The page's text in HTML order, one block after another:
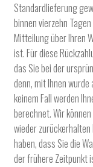
Standardlieferung
binnen vierzehn
Mitteilung über Ihren
ist. Für diese
das Sie bei der
denn, mit Ihnen
keinem Fall werden
berechnet. Wir
wieder
haben, dass Sie die
der frühere Zeitpunkt